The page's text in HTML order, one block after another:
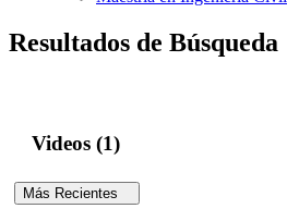
Resultados de Búsqueda
Videos (1)
Más Recientes